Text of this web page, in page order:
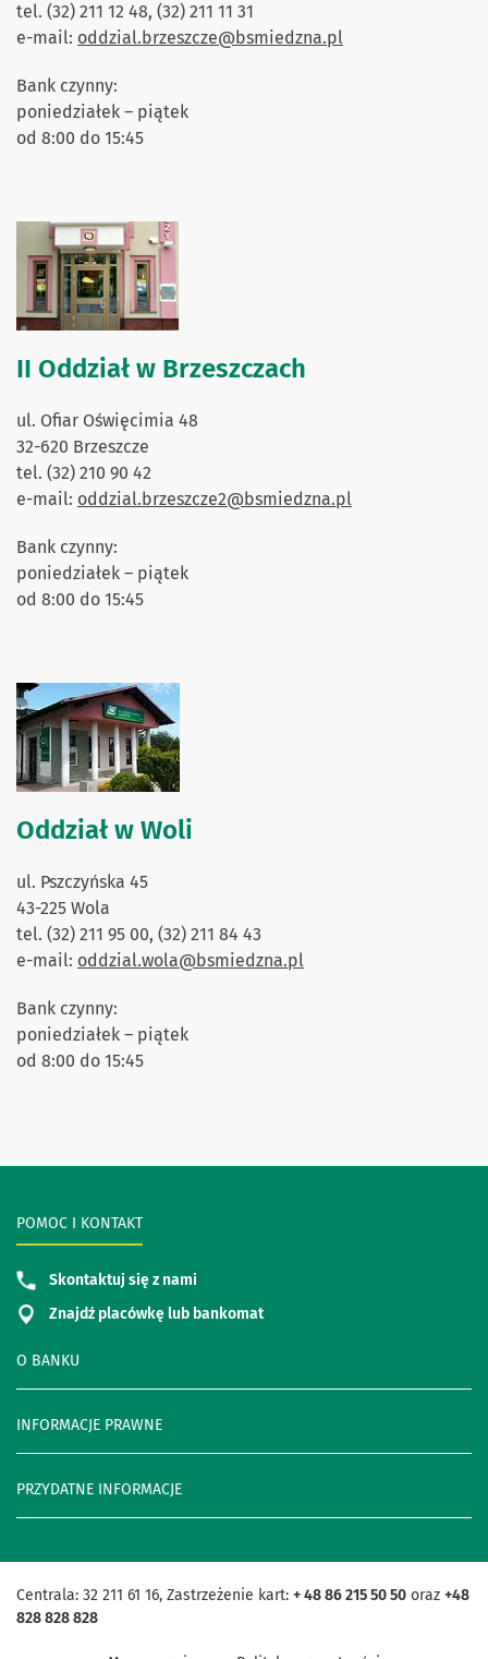
tel. (32) 211 12 48, (32) 211 11 31
e-mail: oddzial.brzeszcze@bsmiedzna.pl
Bank czynny:
poniedziałek – piątek
od 8:00 do 15:45
II Oddział w Brzeszczach
ul. Ofiar Oświęcimia 48
32-620 Brzeszcze
tel. (32) 210 90 42
e-mail: oddzial.brzeszcze2@bsmiedzna.pl
Bank czynny:
poniedziałek – piątek
od 8:00 do 15:45
Oddział w Woli
ul. Pszczyńska 45
43-225 Wola
tel. (32) 211 95 00, (32) 211 84 43
e-mail: oddzial.wola@bsmiedzna.pl
Bank czynny:
poniedziałek – piątek
od 8:00 do 15:45
O BANKU
INFORMACJE PRAWNE
PRZYDATNE INFORMACJE
POMOC I KONTAKT
Skontaktuj się z nami
Znajdź placówkę lub bankomat
Centrala: 32 211 61 16, Zastrzeżenie kart: + 48 86 215 50 50 oraz +48
828 828 828